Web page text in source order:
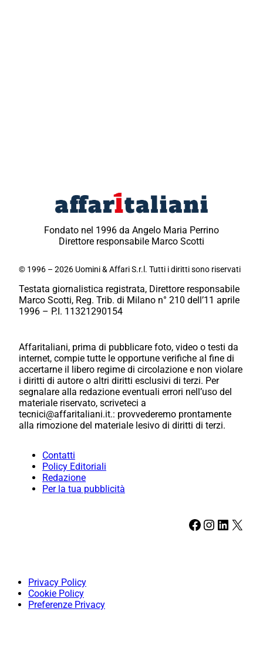
Fondato nel 1996 da Angelo Maria Perrino
Direttore responsabile Marco Scotti
© 1996 – 2026 Uomini & Affari S.r.l. Tutti i diritti sono riservati
Testata giornalistica registrata, Direttore responsabile
Marco Scotti, Reg. Trib. di Milano n° 210 dell’11 aprile
1996 – P.I. 11321290154
Affaritaliani, prima di pubblicare foto, video o testi da
internet, compie tutte le opportune verifiche al fine di
accertarne il libero regime di circolazione e non violare
i diritti di autore o altri diritti esclusivi di terzi. Per
segnalare alla redazione eventuali errori nell’uso del
materiale riservato, scriveteci a
tecnici@affaritaliani.it.: provvederemo prontamente
alla rimozione del materiale lesivo di diritti di terzi.
Contatti
Policy Editoriali
Redazione
Per la tua pubblicità
Facebook Instagram LinkedIn X
Privacy Policy
Cookie Policy
Preferenze Privacy